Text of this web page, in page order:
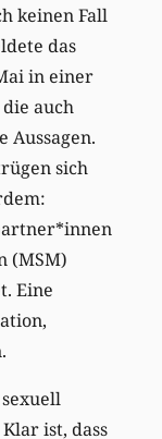
keinen Fall
das
in einer
auch
sich
(MSM)
Eine
ist, dass